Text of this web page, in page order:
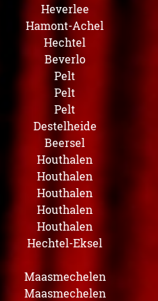
Heverlee
Hamont-Achel
Hechtel
Beverlo
Pelt
Pelt
Pelt
Destelheide
Beersel
Houthalen
Houthalen
Houthalen
Houthalen
Houthalen
Hechtel-Eksel
Maasmechelen
Maasmechelen